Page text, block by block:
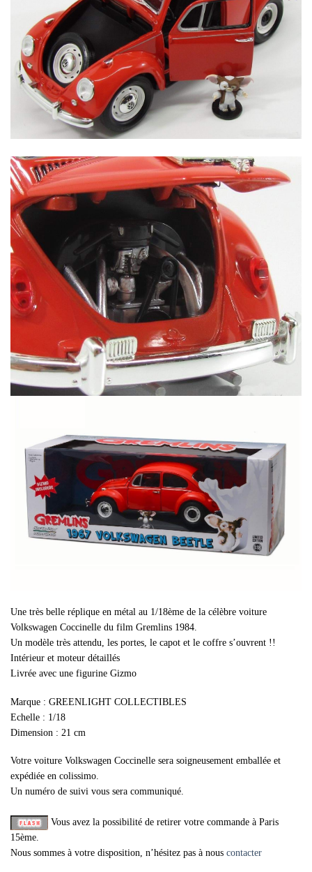
Une très belle réplique en métal au 1/18ème de la célèbre voiture
Volkswagen Coccinelle du film Gremlins 1984.
Un modèle très attendu, les portes, le capot et le coffre s’ouvrent !!
Intérieur et moteur détaillés
Livrée avec une figurine Gizmo
Marque : GREENLIGHT COLLECTIBLES
Echelle : 1/18
Dimension : 21 cm
Votre voiture Volkswagen Coccinelle sera soigneusement emballée et
expédiée en colissimo.
Un numéro de suivi vous sera communiqué.
Vous avez la possibilité de retirer votre commande à Paris
15ème.
Nous sommes à votre disposition, n’hésitez pas à nous contacter